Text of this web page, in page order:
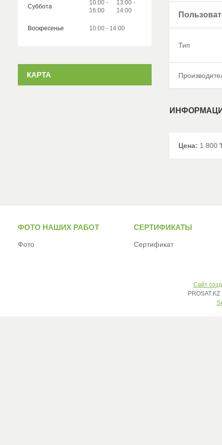
Тип
Цена: 1 800
Суббота
10:00
16:00
13:00
14:00
Воскресенье 10:00 14:00
КАРТА
ФОТО НАШИХ РАБОТ
Фото
СЕРТИФИКАТЫ
Сертификат
Сайт